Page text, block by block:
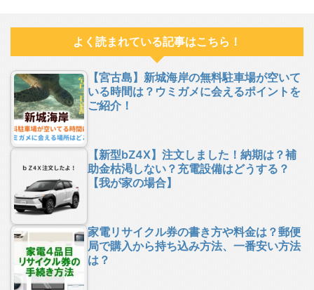
よく読まれている記事はこちら！
【宮古島】新城海岸の無料駐車場が空いて
いる時間は？ウミガメに会えるポイントを
ご紹介！
【新型bZ4X】注文しました！納期は？補
助金枯渇しない？充電設備はどうする？
【我が家の場合】
家電リサイクル券の書き方や料金は？郵便
局で購入から持ち込み方法、一番安い方法
は？